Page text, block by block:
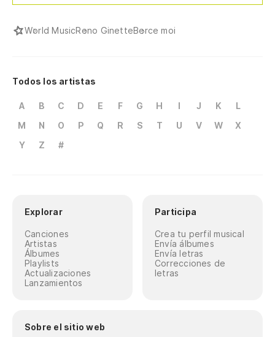
World MusicReno GinetteBerce moi
Todos los artistas
A B C D E F G H I J K
L
M
N O P Q R S T U V W
X
Y
Z #
Explorar
Canciones
Artistas
Álbumes
Playlists
Actualizaciones
Lanzamientos
Participa
Crea tu perfil musical
Envía álbumes
Envía letras
Correcciones de
letras
Sobre el sitio web